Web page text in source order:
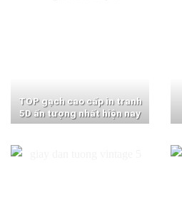
TOP gạch cao cấp in tranh
5D ấn tượng nhất hiện nay